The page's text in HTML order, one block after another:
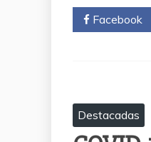
Facebook
Destacadas